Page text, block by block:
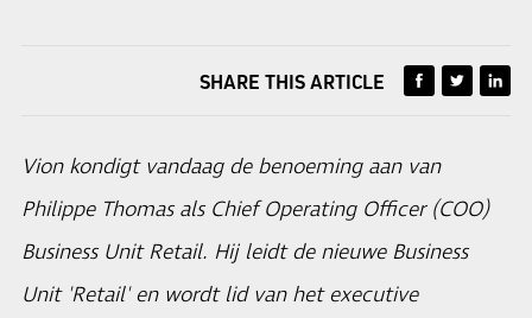
SHARE THIS ARTICLE
Vion kondigt vandaag de benoeming aan van
Philippe Thomas als Chief Operating Officer (COO)
Business Unit Retail. Hij leidt de nieuwe Business
Unit 'Retail' en wordt lid van het executive